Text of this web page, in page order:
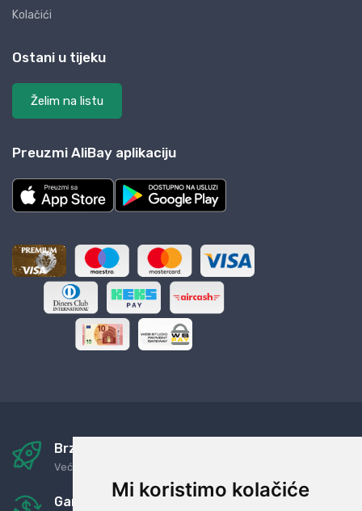
Mi koristimo kolačiće
Kolačići
Ostani u tijeku
Želim na listu
Preuzmi AliBay aplikaciju
Brza i sigurna dostava
Već za nekoliko dana kod vas
Garancija u povrat novaca